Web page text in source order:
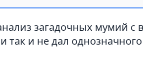
загадочных мумий с
так и не дал